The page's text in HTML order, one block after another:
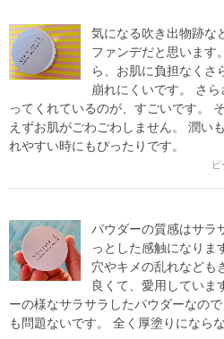
気になる吹き出物跡な
ファンデだと思います
ら、お肌に負担なくさ
崩れにくいです。 さ
ってくれているのが、すごいです。
えずお肌がごわごわしません。 潤い
れやすい時にもぴったりです。
パウダーの質感はサラ
っとした感触になりま
穴やキメの乱れなども
良くて、愛用していま
ーの様なサラサラしたパウダーなの
も問題ないです。 全く厚塗りになら